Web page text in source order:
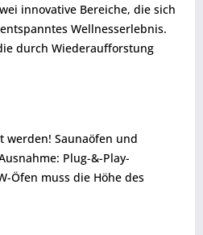
innovative Bereiche, die sich
Wellnesserlebnis.
durch Wiederaufforstung
werden! Saunaöfen und
Plug-&-Play-
Öfen muss die Höhe des